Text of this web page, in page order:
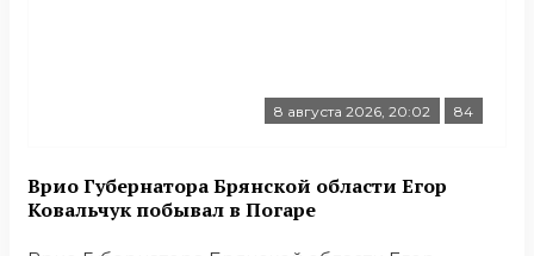
8 августа 2026, 20:02 84
Врио Губернатора Брянской области Егор
Ковальчук побывал в Погаре